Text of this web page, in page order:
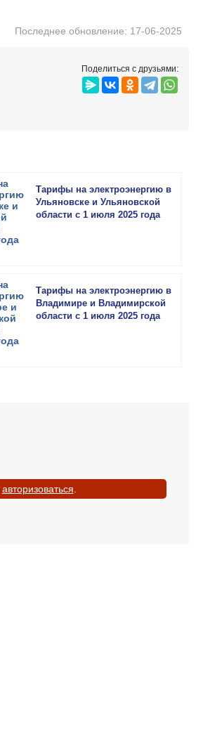
Последнее обновление: 17-06-2025
Поделиться с друзьями:
Тарифы на электроэнергию в
Ульяновске и Ульяновской
области с 1 июля 2025 года
Тарифы на электроэнергию в
Владимире и Владимирской
области с 1 июля 2025 года
авторизоваться